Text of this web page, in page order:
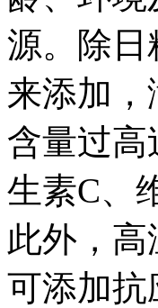
源。除日
来添加
含量过
生素C、
此外，
可添加抗